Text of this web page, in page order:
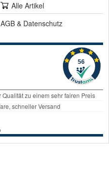
Alle Artikel
AGB & Datenschutz